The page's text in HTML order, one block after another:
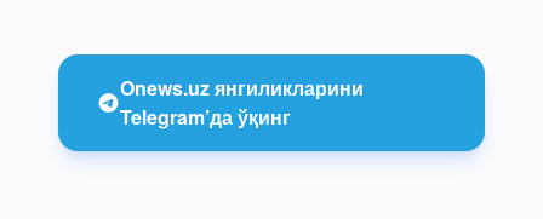
Onews.uz янгиликларини
Telegram’да ўқинг